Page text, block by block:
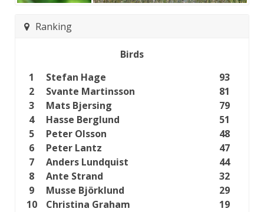
Ranking
Birds
1
Stefan Hage
93
2
Svante Martinsson
81
3
Mats Bjersing
79
4
Hasse Berglund
51
5
Peter Olsson
48
6
Peter Lantz
47
7
Anders Lundquist
44
8
Ante Strand
32
9
Musse Björklund
29
10
Christina Graham
19